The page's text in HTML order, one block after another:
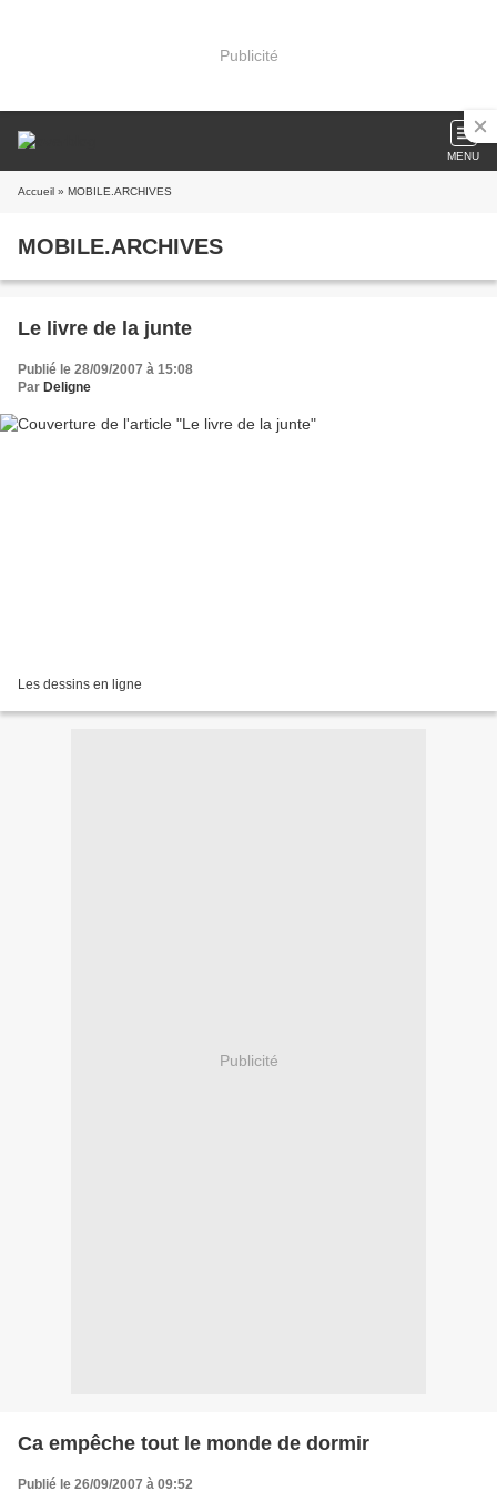
Publicité
MENU
Accueil » MOBILE.ARCHIVES
MOBILE.ARCHIVES
Le livre de la junte
Publié le 28/09/2007 à 15:08
Par Deligne
Les dessins en ligne
Publicité
Ca empêche tout le monde de dormir
Publié le 26/09/2007 à 09:52